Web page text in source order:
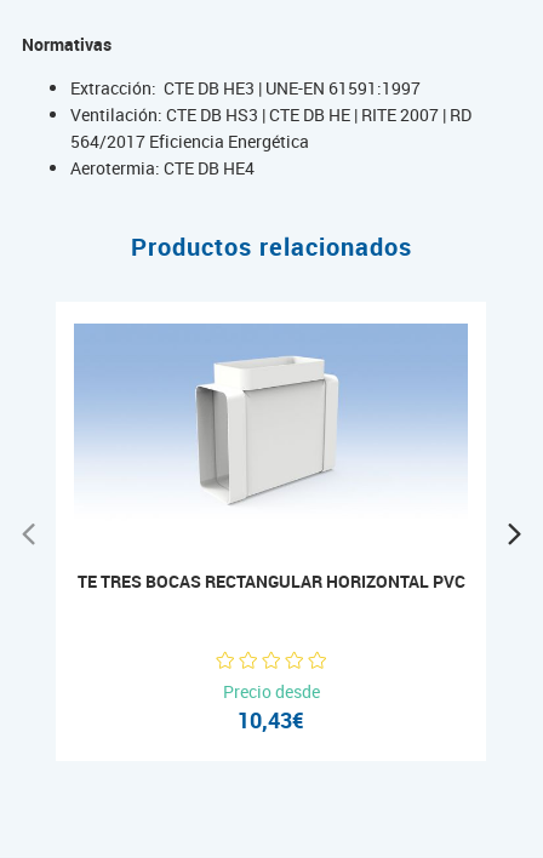
Normativas
Extracción: CTE DB HE3 | UNE-EN 61591:1997
Ventilación: CTE DB HS3 | CTE DB HE | RITE 2007 | RD
564/2017 Eficiencia Energética
Aerotermia: CTE DB HE4
Productos relacionados
TE TRES BOCAS RECTANGULAR HORIZONTAL PVC
Precio desde
10,43€